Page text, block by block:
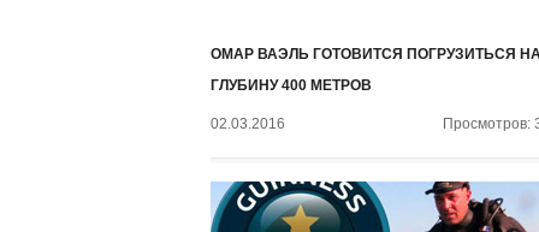
ОМАР ВАЭЛЬ ГОТОВИТСЯ ПОГРУЗИТЬСЯ
ГЛУБИНУ 400 МЕТРОВ
02.03.2016 Просмотров: